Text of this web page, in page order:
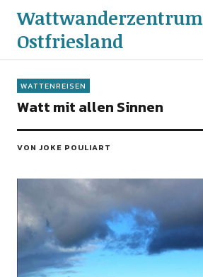
Wattwanderzentrum
Ostfriesland
WATTENREISEN
Watt mit allen Sinnen
VON JOKE POULIART